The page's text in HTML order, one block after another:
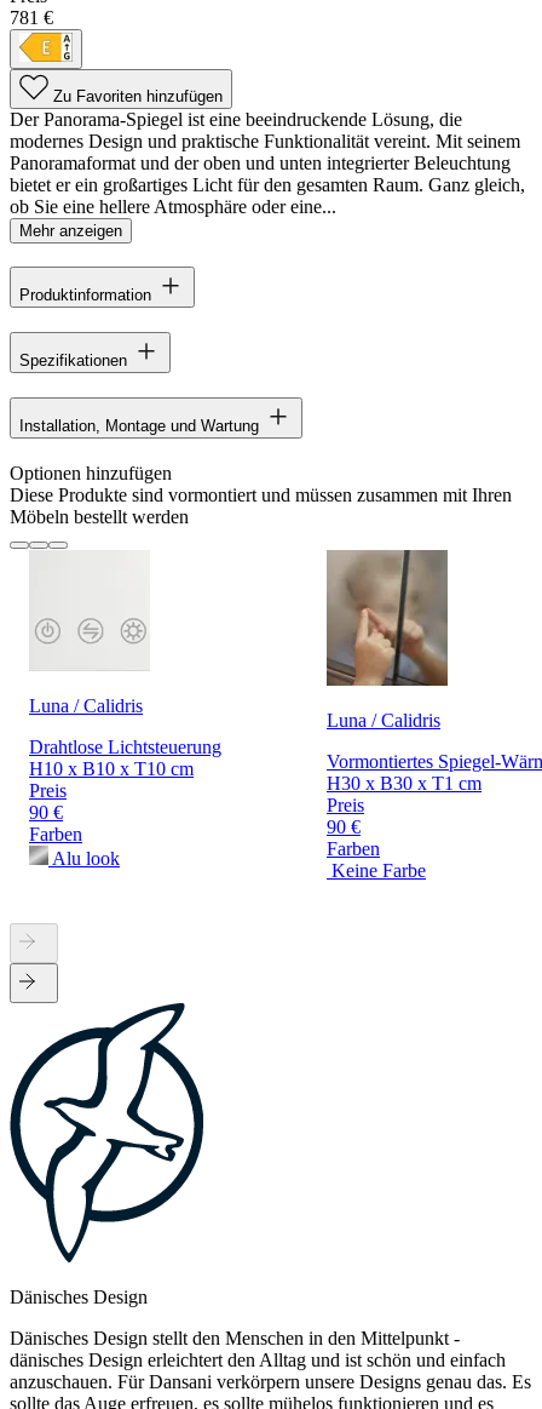
781 €
Zu Favoriten hinzufügen
Der Panorama-Spiegel ist eine beeindruckende Lösung, die
modernes Design und praktische Funktionalität vereint. Mit seinem
Panoramaformat und der oben und unten integrierter Beleuchtung
bietet er ein großartiges Licht für den gesamten Raum. Ganz gleich,
ob Sie eine hellere Atmosphäre oder eine...
Mehr anzeigen
Produktinformation
Spezifikationen
Installation, Montage und Wartung
Optionen hinzufügen
Diese Produkte sind vormontiert und müssen zusammen mit Ihren
Möbeln bestellt werden
Luna / Calidris
Drahtlose Lichtsteuerung
H10 x B10 x T10 cm
Preis
90 €
Farben
Alu look
Luna / Calidris
Vormontiertes Spiegel-
H30 x B30 x T1 cm
Preis
90 €
Farben
Keine Farbe
Dänisches Design
Dänisches Design stellt den Menschen in den Mittelpunkt -
dänisches Design erleichtert den Alltag und ist schön und einfach
anzuschauen. Für Dansani verkörpern unsere Designs genau das. Es
sollte das Auge erfreuen, es sollte mühelos funktionieren und es